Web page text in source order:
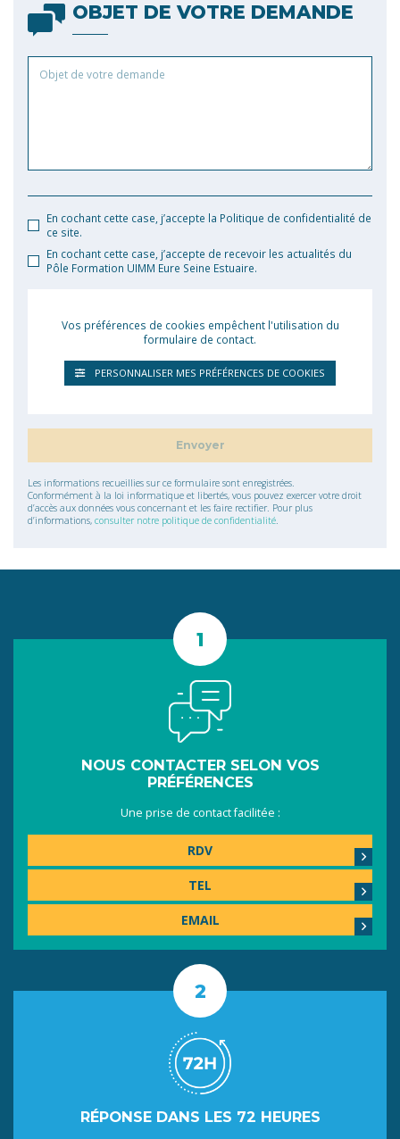
intéresseOBJET DE VOTRE DEMANDE
de
En cochant cette case, j’accepte la Politique de confidentialité de
ce site.
En cochant cette case, j’accepte de recevoir les actualités du
Pôle Formation UIMM Eure Seine Estuaire.
Vos préférences de cookies empêchent l'utilisation du
formulaire de contact.
PERSONNALISER MES PRÉFÉRENCES DE COOKIES
Les informations recueillies sur ce formulaire sont enregistrées.
Conformément à la loi informatique et libertés, vous pouvez exercer votre droit
d’accès aux données vous concernant et les faire rectifier. Pour plus
d’informations, consulter notre politique de confidentialité.
NOUS CONTACTER SELON VOS
PRÉFÉRENCES
Une prise de contact facilitée :
RDV
TEL
EMAIL
RÉPONSE DANS LES 72 HEURES